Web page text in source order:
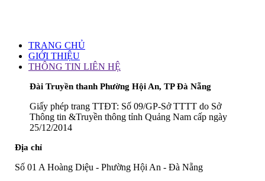
TRANG CHỦ
GIỚI THIỆU
THÔNG TIN LIÊN HỆ
Đài Truyền thanh Phường Hội An, TP Đà Nẵng
Giấy phép trang TTĐT: Số 09/GP-Sở TTTT do Sở
Thông tin &Truyền thông tỉnh Quảng Nam cấp ngày
25/12/2014
Địa chỉ
Số 01 A Hoàng Diệu - Phường Hội An - Đà Nẵng